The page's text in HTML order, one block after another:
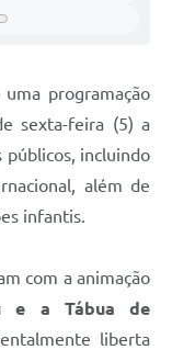
programação
sexta-feira (5) a
públicos, incluindo
além de
infantis.
com a animação
e a Tábua de
liberta